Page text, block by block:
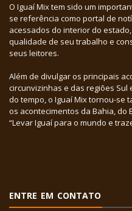
O Iguaí Mix tem sido um
se referência como portal de
acessados do interior do
qualidade de seu trabalho e
seus leitores.
Além de divulgar os principais
circunvizinhas e das regiões Sul
do tempo, o Iguaí Mix tornou-se
os acontecimentos da Bahia, do
“Levar Iguaí para o mundo e
ENTRE EM CONTATO